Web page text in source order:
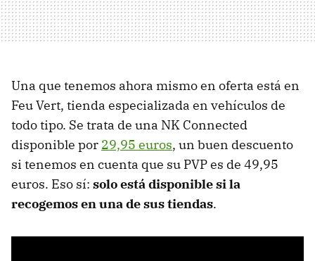
Una que tenemos ahora mismo en oferta está en
Feu Vert, tienda especializada en vehículos de
todo tipo. Se trata de una NK Connected
disponible por 29,95 euros, un buen descuento
si tenemos en cuenta que su PVP es de 49,95
euros. Eso sí: solo está disponible si la
recogemos en una de sus tiendas.